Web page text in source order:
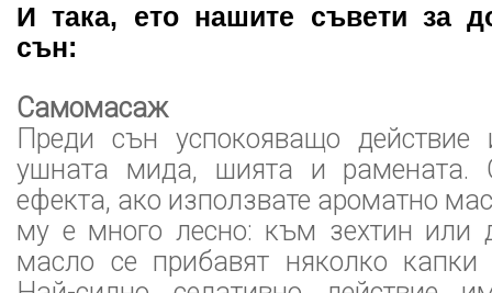
И така, ето нашите съвети за
сън:
Самомасаж
Преди сън успокояващо
ушната мида, шията и рамената.
ефекта, ако използвате ароматно
му е много лесно: към зехтин или
масло се прибавят няколко капки